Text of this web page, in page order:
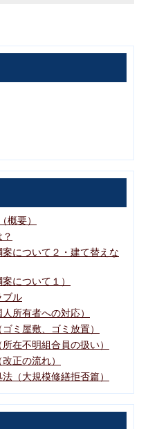
概要）
について２・建て替えな
について１）
ブル
所有者への対応）
ミ屋敷、ゴミ放置）
在不明組合員の扱い）
正の流れ）
（大規模修繕拒否篇）